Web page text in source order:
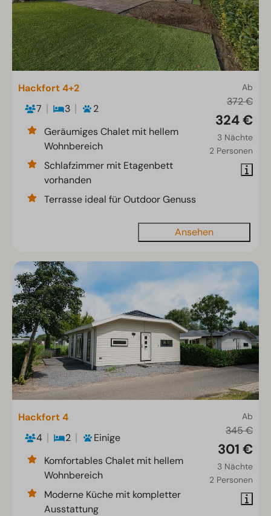
Ab
372 €
324 €
3 Nächte
2 Personen
Hackfort 4+2
7
3
2
Geräumiges Chalet mit hellem
Wohnbereich
Schlafzimmer mit Etagenbett
vorhanden
Terrasse ideal für Outdoor Genuss
Ansehen
Ab
345 €
301 €
3 Nächte
2 Personen
Hackfort 4
4
2
Einige
Komfortables Chalet mit hellem
Wohnbereich
Moderne Küche mit kompletter
Ausstattung